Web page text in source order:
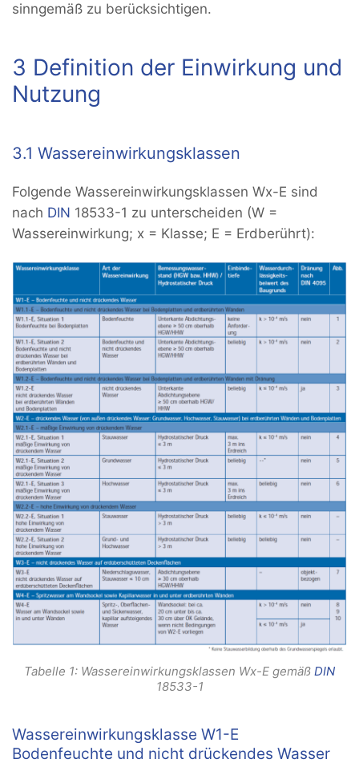
sinngemäß zu berücksichtigen.
3 Definition der Einwirkung und
Nutzung
3.1 Wassereinwirkungsklassen
Folgende Wassereinwirkungsklassen Wx-E sind
nach DIN 18533-1 zu unterscheiden (W =
Wassereinwirkung; x = Klasse; E = Erdberührt):
Tabelle 1: Wassereinwirkungsklassen Wx-E gemäß DIN
18533-1
Wassereinwirkungsklasse W1-E
Bodenfeuchte und nicht drückendes Wasser